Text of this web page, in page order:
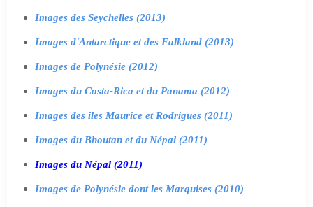
Images des Seychelles (2013)
Images d'Antarctique et des Falkland (2013)
Images de Polynésie (2012)
Images du Costa-Rica et du Panama (2012)
Images des îles Maurice et Rodrigues (2011)
Images du Bhoutan et du Népal (2011)
Images du Népal (2011)
Images de Polynésie dont les Marquises (2010)